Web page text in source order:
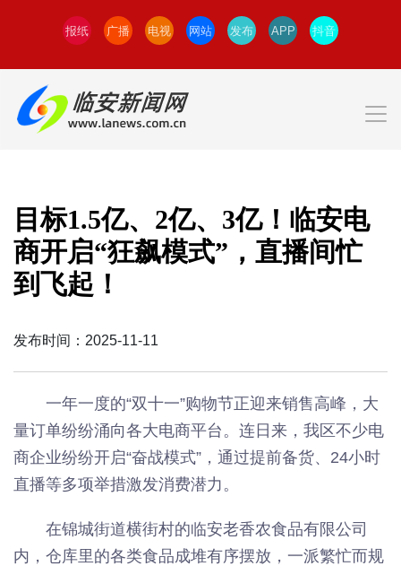
报纸 广播 电视 网站 发布 APP 抖音
目标1.5亿、2亿、3亿！临安电
商开启“狂飙模式”，直播间忙
到飞起！
发布时间：2025-11-11
一年一度的“双十一”购物节正迎来销售高峰，大
量订单纷纷涌向各大电商平台。连日来，我区不少电
商企业纷纷开启“奋战模式”，通过提前备货、24小时
直播等多项举措激发消费潜力。
在锦城街道横街村的临安老香农食品有限公司
内，仓库里的各类食品成堆有序摆放，一派繁忙而规